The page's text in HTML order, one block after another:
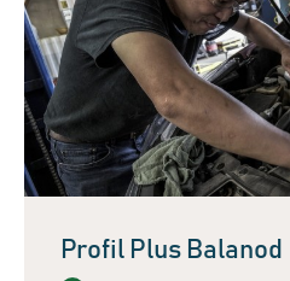
Profil Plus Balanod